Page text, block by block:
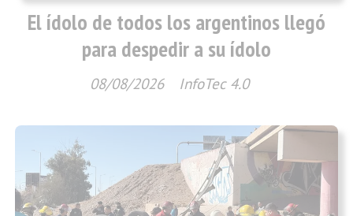
El ídolo de todos los argentinos llegó
para despedir a su ídolo
InfoTec 4.0
08/08/2026